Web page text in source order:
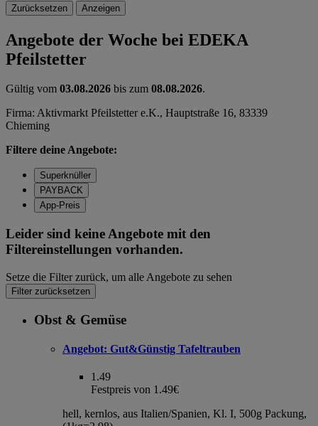
Zurücksetzen Anzeigen
Angebote der Woche bei EDEKA
Pfeilstetter
Gültig vom 03.08.2026 bis zum 08.08.2026.
Firma: Aktivmarkt Pfeilstetter e.K., Hauptstraße 16, 83339
Chieming
Filtere deine Angebote:
Superknüller
PAYBACK
App-Preis
Leider sind keine Angebote mit den
Filtereinstellungen vorhanden.
Setze die Filter zurück, um alle Angebote zu sehen
Filter zurücksetzen
Obst & Gemüse
Angebot: Gut&Günstig Tafeltrauben
1.49
Festpreis von 1.49€
hell, kernlos, aus Italien/Spanien, Kl. I, 500g Packung,